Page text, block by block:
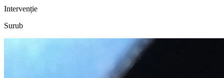
Intervenție
Surub